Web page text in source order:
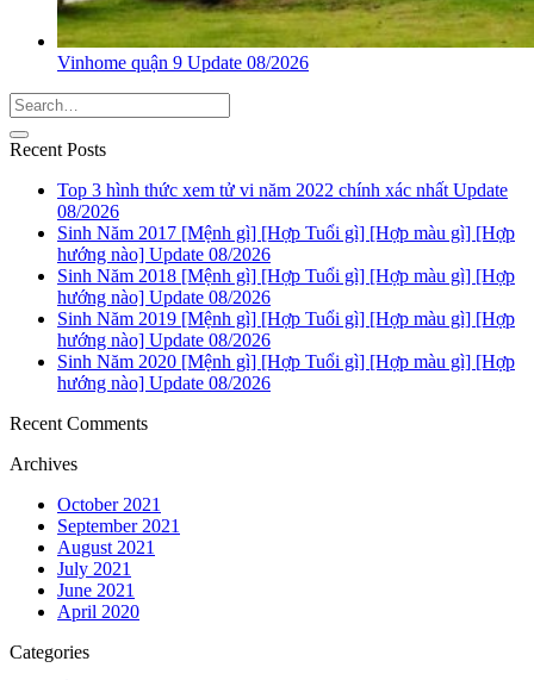
Vinhome quận 9 Update 08/2026
Recent Posts
Top 3 hình thức xem tử vi năm 2022 chính xác nhất Update
08/2026
Sinh Năm 2017 [Mệnh gì] [Hợp Tuổi gì] [Hợp màu gì] [Hợp
hướng nào] Update 08/2026
Sinh Năm 2018 [Mệnh gì] [Hợp Tuổi gì] [Hợp màu gì] [Hợp
hướng nào] Update 08/2026
Sinh Năm 2019 [Mệnh gì] [Hợp Tuổi gì] [Hợp màu gì] [Hợp
hướng nào] Update 08/2026
Sinh Năm 2020 [Mệnh gì] [Hợp Tuổi gì] [Hợp màu gì] [Hợp
hướng nào] Update 08/2026
Recent Comments
Archives
October 2021
September 2021
August 2021
July 2021
June 2021
April 2020
Categories